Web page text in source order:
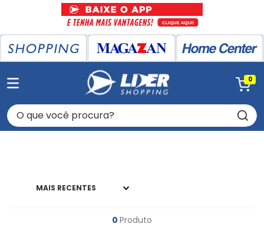
0
O que você procura?
MAIS RECENTES
0 Produto